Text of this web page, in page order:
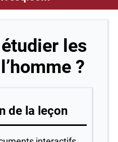
les
?
de la leçon